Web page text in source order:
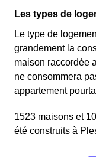
Les types de
Le type de
grandement la
maison raccordée
ne consommera
appartement
1523 maisons et
été construits à